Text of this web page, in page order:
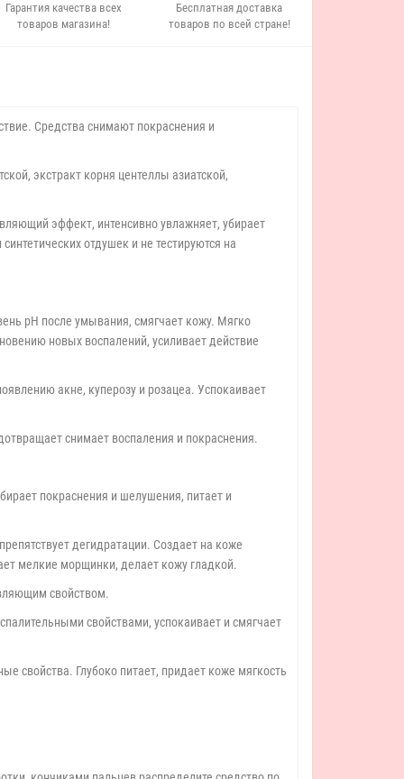
Гарантия качества всех
товаров магазина!
Бесплатная доставка
товаров по всей стране!
Средства снимают покраснения и
экстракт корня центеллы азиатской,
эффект, интенсивно увлажняет, убирает
отдушек и не тестируются на
pH после умывания, смягчает кожу. Мягко
новых воспалений, усиливает действие
акне, куперозу и розацеа. Успокаивает
снимает воспаления и покраснения.
покраснения и шелушения, питает и
дегидратации. Создает на коже
мелкие морщинки, делает кожу гладкой.
свойством.
свойствами, успокаивает и смягчает
свойства. Глубоко питает, придает коже мягкость